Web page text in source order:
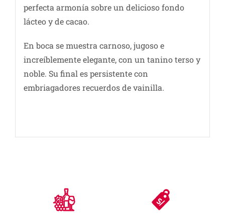
perfecta armonía sobre un delicioso fondo
lácteo y de cacao.
En boca se muestra carnoso, jugoso e
increíblemente elegante, con un tanino terso y
noble. Su final es persistente con
embriagadores recuerdos de vainilla.